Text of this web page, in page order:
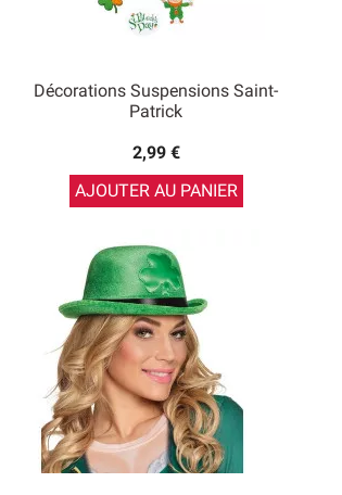
Décorations Suspensions Saint-
Patrick
2,99 €
AJOUTER AU PANIER